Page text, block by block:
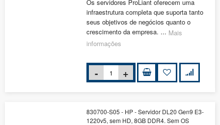
Os servidores ProLiant oferecem uma
infraestrutura completa que suporta tanto
seus objetivos de negócios quanto o
crescimento da empresa. ... Mais
informações
830700-S05 - HP - Servidor DL20 Gen9 E3-
1220v5, sem HD, 8GB DDR4. Sem OS